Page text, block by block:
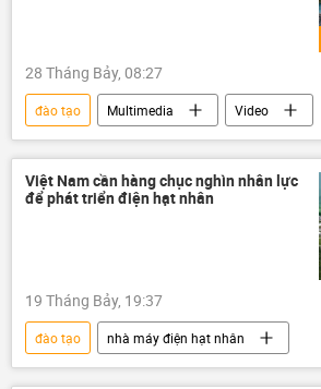
28 Tháng Bảy, 08:27
đào tạo Multimedia
Video
nhà máy điện hạt nhân Ninh Thuận-1
Hợp tác Nga-Việt
Rosatom
công nghệ
lĩnh vực hạt nhân
biểu tượng
Việt Nam
Liên bang Nga
Liên Xô
chuyên gia
Việt Nam cần hàng chục nghìn nhân lực
để phát triển điện hạt nhân
19 Tháng Bảy, 19:37
đào tạo
nhà máy điện hạt nhân
năng lượng hạt nhân
Nga